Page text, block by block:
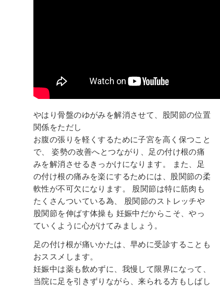
やはり骨盤のゆがみを解消させて、股関節の位置
関係をただし
お腹の張りを軽くするために子宮を高く保つこと
で、
姿勢の改善へとつながり、足の付け根の痛
みを解消させるきっかけになります。
また、足
の付け根の痛みを楽にするためには、股関節の柔
軟性が不可欠になります。
股関節は特に筋肉も
たくさんついている為、
股関節のストレッチや
股関節を伸ばす体操も 妊娠中だからこそ、やっ
ていくように心がけてみましょう。
足の付け根が痛いかたは、早めに受診することも
おススメします。
妊娠中は薬も飲めずに、我慢して限界になって、
当院に足を引きずりながら、来られる方もしばし